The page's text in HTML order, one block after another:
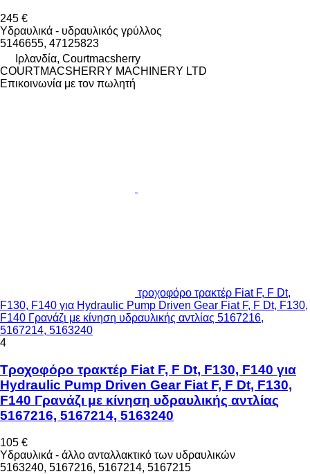
245 €
Υδραυλικά - υδραυλικός γρύλλος
5146655, 47125823
Ιρλανδία, Courtmacsherry
COURTMACSHERRY MACHINERY LTD
Επικοινωνία με τον πωλητή
τροχοφόρο τρακτέρ Fiat F, F Dt,
F130, F140 για Hydraulic Pump Driven Gear Fiat F, F Dt, F130,
F140 Γρανάζι με κίνηση υδραυλικής αντλίας 5167216,
5167214, 5163240
4
Τροχοφόρο τρακτέρ Fiat F, F Dt, F130, F140 για
Hydraulic Pump Driven Gear Fiat F, F Dt, F130,
F140 Γρανάζι με κίνηση υδραυλικής αντλίας
5167216, 5167214, 5163240
105 €
Υδραυλικά - άλλο ανταλλακτικό των υδραυλικών
5163240, 5167216, 5167214, 5167215